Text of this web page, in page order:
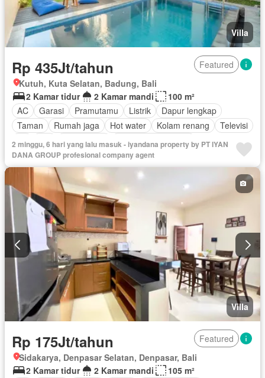
Villa
Rp 435Jt/tahun
Featured
Kutuh, Kuta Selatan, Badung, Bali
2 Kamar tidur
2 Kamar mandi
100 m²
AC
Garasi Pramutamu Listrik
Dapur lengkap
Taman
Rumah jaga Hot water Kolam renang
Televisi
Air
Wifi Kabel video Berperabot lengkap
2 minggu, 6 hari yang lalu masuk - iyandana property by PT IYAN
DANA GROUP profesional company agent
Villa
Rp 175Jt/tahun
Featured
Sidakarya, Denpasar Selatan, Denpasar, Bali
2 Kamar tidur
2 Kamar mandi
105 m²